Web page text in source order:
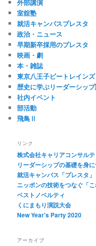
外部講演
室舘塾
就活キャンパスプレスタ
政治・ニュース
早期新卒採用のプレスタ
映画・劇
本・雑誌
東京八王子ビートレインズ
歴史に学ぶリーダーシッ
社内イベント
部活動
飛鳥Ⅱ
リンク
株式会社キャリアコンサル
リーダーシップの基礎を身に
就活キャンパス「プレスタ」
ニッポンの技術をつなぐ「こ
ベストノベルティ
くにまもり演説大会
New Year's Party 2020
アーカイブ